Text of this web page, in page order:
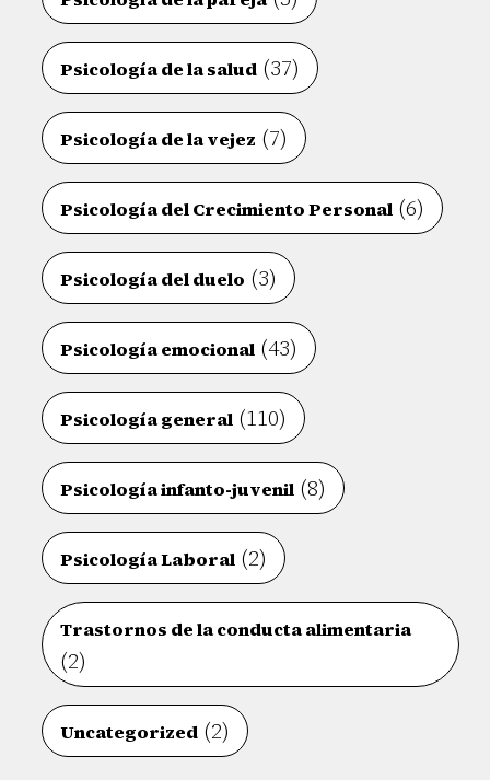
Psicología de la salud (37)
Psicología de la vejez (7)
Psicología del Crecimiento Personal (6)
Psicología del duelo (3)
Psicología emocional (43)
Psicología general (110)
Psicología infanto-juvenil (8)
Psicología Laboral (2)
Trastornos de la conducta alimentaria
(2)
Uncategorized (2)